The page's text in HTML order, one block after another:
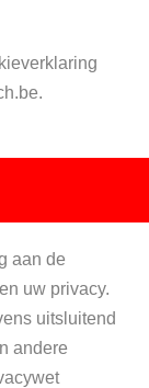
aan de
uw privacy.
uitsluitend
andere